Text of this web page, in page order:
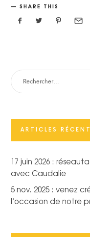
SHARE THIS
RECHERCHER :
ARTICLES
17 juin 2026 :
avec Caudalie
5 nov. 2025 : venez
l’occasion de notre